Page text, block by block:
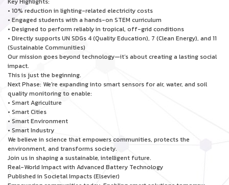
• 10% reduction in lighting-related electricity costs
• Engaged students with a hands-on STEM curriculum
• Designed to perform reliably in tropical, off-grid conditions
• Directly supports UN SDGs 4 (Quality Education), 7 (Clean Energy), and 11
(Sustainable Communities)
Our mission goes beyond technology—it’s about creating a lasting social
impact.
This is just the beginning.
Next Phase: We're expanding into smart sensors for air, water, and soil
quality monitoring to enable:
• Smart Agriculture
• Smart Cities
• Smart Environment
• Smart Industry
We believe in science that empowers communities, protects the
environment, and transforms society.
Join us in shaping a sustainable, intelligent future.
Real-World Impact with Advanced Battery Technology
Published in Societal Impacts (Elsevier)